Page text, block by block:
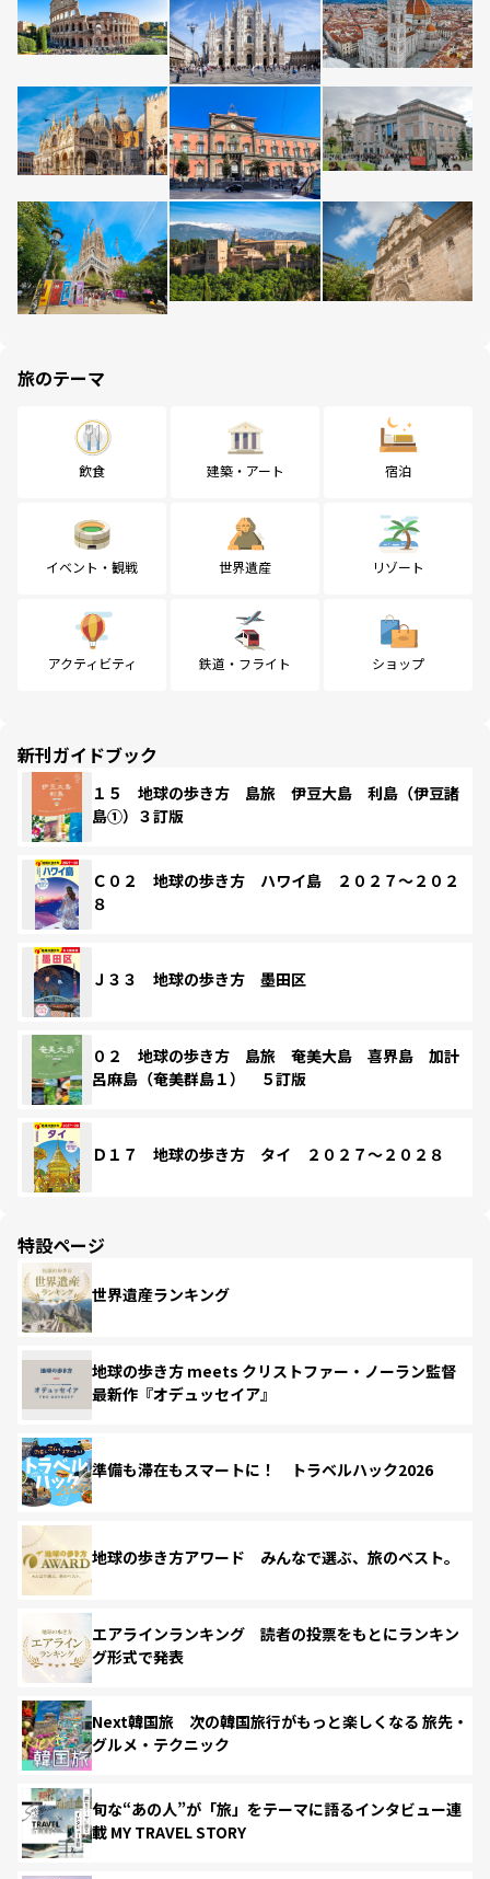
旅のテーマ
飲食 建築・アート 宿泊
イベント・観戦 世界遺産 リゾート
アクティビティ 鉄道・フライト ショップ
新刊ガイドブック
１５ 地球の歩き方 島旅 伊豆大島 利島（伊豆諸
島①）３訂版
Ｃ０２ 地球の歩き方 ハワイ島 ２０２７～２０２
８
Ｊ３３ 地球の歩き方 墨田区
０２ 地球の歩き方 島旅 奄美大島 喜界島 加計
呂麻島（奄美群島１） ５訂版
Ｄ１７ 地球の歩き方 タイ ２０２７～２０２８
特設ページ
世界遺産ランキング
地球の歩き方 meets クリストファー・ノーラン監督
最新作『オデュッセイア』
準備も滞在もスマートに！ トラベルハック2026
地球の歩き方アワード みんなで選ぶ、旅のベスト。
エアラインランキング 読者の投票をもとにランキン
グ形式で発表
Next韓国旅 次の韓国旅行がもっと楽しくなる 旅先・
グルメ・テクニック
旬な“あの人”が「旅」をテーマに語るインタビュー連
載 MY TRAVEL STORY